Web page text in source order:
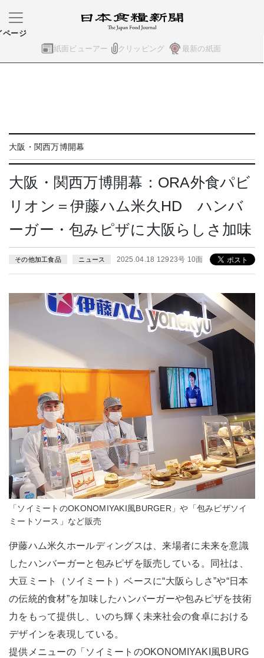
紙面ビューアー クリッピング 最新の紙面
ページ
大阪・関西万博開幕
大阪・関西万博開幕：ORA外食パビ
リオン＝伊藤ハム米久HD ハンバ
ーガー・包みピザに大阪らしさ加味
その他加工食品 ニュース 2025.04.18 12923号 10面
「ソイミートのOKONOMIYAKI風BURGER」や「包みピザソイ
ミートソース」など販売
伊藤ハム米久ホールディングスは、来場者に未来を意識
したハンバーガーと包みピザを販売している。同社は、
大豆ミート（ソイミート）ベースに“大阪らしさ”や“日本
の伝統的食材”を加味したハンバーガーや包みピザを技術
力をもって提供し、いのち輝く未来社会の食卓における
デザインを表現している。
提供メニューの「ソイミートのOKONOMIYAKI風BURG